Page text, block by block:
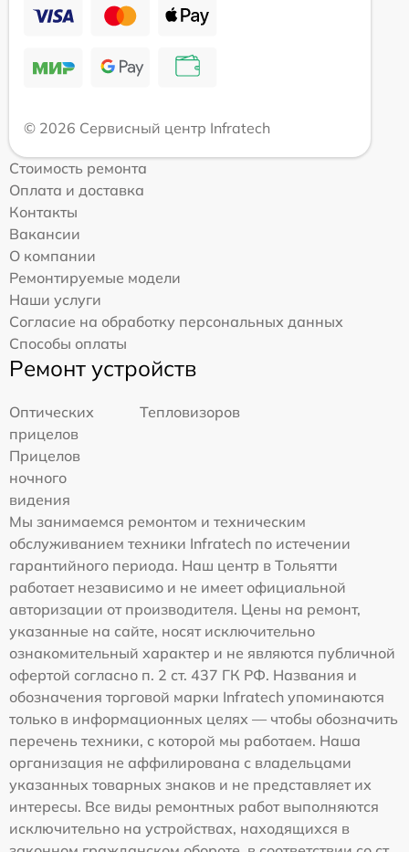
© 2026 Сервисный центр Infratech
Стоимость ремонта
Оплата и доставка
Контакты
Вакансии
О компании
Ремонтируемые модели
Наши услуги
Согласие на обработку персональных данных
Способы оплаты
Ремонт устройств
Оптических
прицелов
Тепловизоров
Прицелов
ночного
видения
Мы занимаемся ремонтом и техническим
обслуживанием техники Infratech по истечении
гарантийного периода. Наш центр в Тольятти
работает независимо и не имеет официальной
авторизации от производителя. Цены на ремонт,
указанные на сайте, носят исключительно
ознакомительный характер и не являются публичной
офертой согласно п. 2 ст. 437 ГК РФ. Названия и
обозначения торговой марки Infratech упоминаются
только в информационных целях — чтобы обозначить
перечень техники, с которой мы работаем. Наша
организация не аффилирована с владельцами
указанных товарных знаков и не представляет их
интересы. Все виды ремонтных работ выполняются
исключительно на устройствах, находящихся в